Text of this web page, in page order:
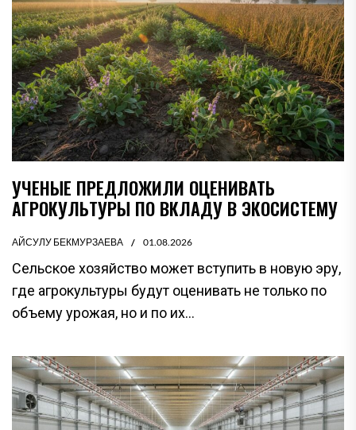
УЧЕНЫЕ ПРЕДЛОЖИЛИ ОЦЕНИВАТЬ
АГРОКУЛЬТУРЫ ПО ВКЛАДУ В ЭКОСИСТЕМУ
АЙСУЛУ БЕКМУРЗАЕВА 01.08.2026
Сельское хозяйство может вступить в новую эру,
где агрокультуры будут оценивать не только по
объему урожая, но и по их...